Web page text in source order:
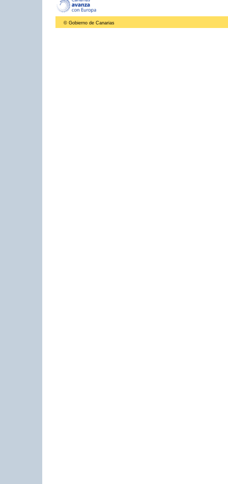
© Gobierno de Canarias